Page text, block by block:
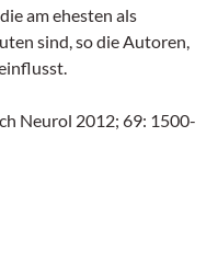
am ehesten als
sind, so die Autoren,
Neurol 2012; 69: 1500-